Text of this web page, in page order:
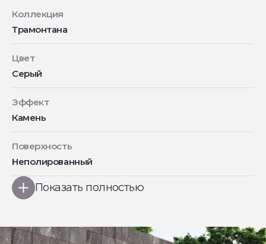
Коллекция
Трамонтана
Цвет
Серый
Эффект
Камень
Поверхность
Неполированный
Показать полностью